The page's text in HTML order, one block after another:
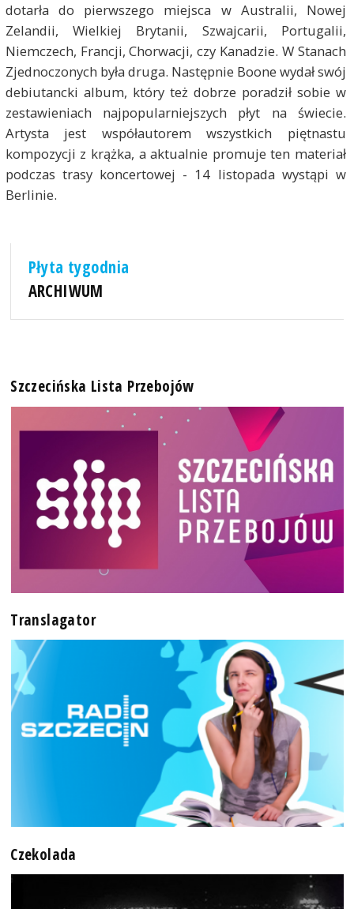
dotarła do pierwszego miejsca w Australii, Nowej
Zelandii, Wielkiej Brytanii, Szwajcarii, Portugalii,
Niemczech, Francji, Chorwacji, czy Kanadzie. W Stanach
Zjednoczonych była druga. Następnie Boone wydał swój
debiutancki album, który też dobrze poradził sobie w
zestawieniach najpopularniejszych płyt na świecie.
Artysta jest współautorem wszystkich piętnastu
kompozycji z krążka, a aktualnie promuje ten materiał
podczas trasy koncertowej - 14 listopada wystąpi w
Berlinie.
Płyta tygodnia
ARCHIWUM
Szczecińska Lista Przebojów
Translagator
Czekolada